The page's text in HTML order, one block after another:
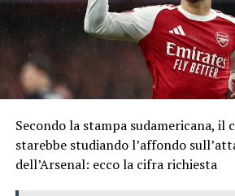
Secondo la stampa sudamericana, il
starebbe studiando l’affondo
dell’Arsenal: ecco la cifra richiesta